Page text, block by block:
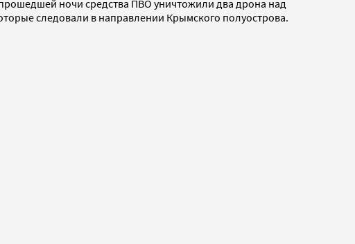
ночи средства ПВО уничтожили два дрона над
следовали в направлении Крымского полуострова.